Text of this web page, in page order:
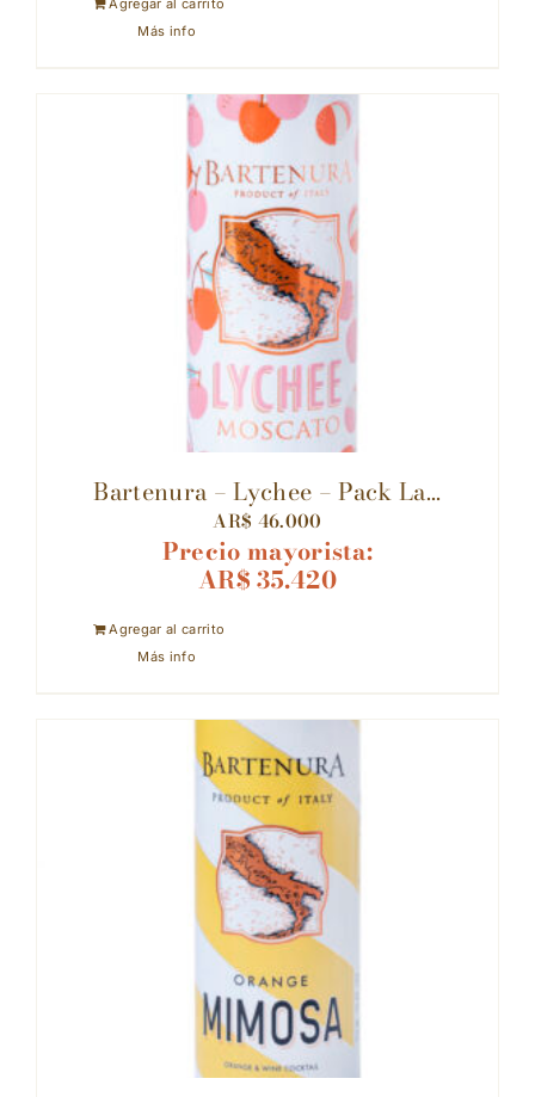
Agregar al carrito
Más info
Bartenura – Lychee – Pack La...
AR$ 46.000
Precio mayorista:
AR$35.420
Agregar al carrito
Más info